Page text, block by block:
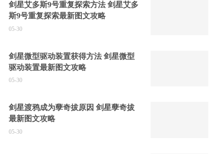
剑星艾多斯9号重复探索方法 剑星艾多
斯9号重复探索最新图文攻略
05-30
剑星微型驱动装置获得方法 剑星微型
驱动装置最新图文攻略
05-30
剑星渡鸦成为孽奇拔原因 剑星孽奇拔
最新图文攻略
05-30